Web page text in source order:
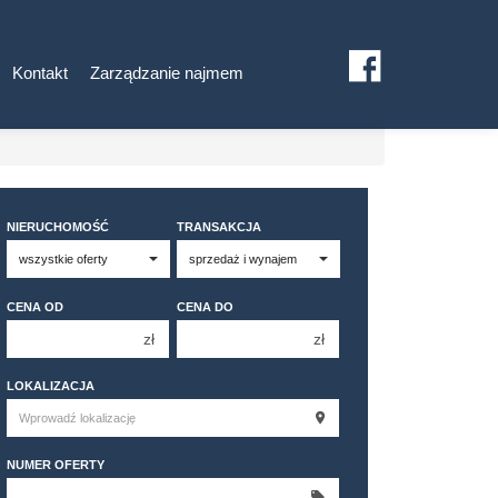
Kontakt Zarządzanie najmem
NIERUCHOMOŚĆ TRANSAKCJA
CENA OD
zł
250 000 zł
300 000 zł
CENA DO
zł
250 000 zł
LOKALIZACJA
NUMER OFERTY